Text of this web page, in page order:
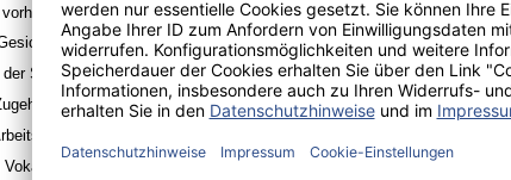
Erkenntnisse machen
betrachten muss.
Sprecher und in diesem Kontext
als auch
oder zum Beispiel Verein
der Gruppe anpassen. Im